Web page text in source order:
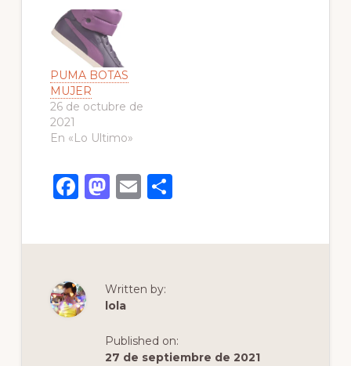
PUMA BOTAS
MUJER
26 de octubre de
2021
En «Lo Ultimo»
F
c
b
o
M
st
d
o
n
E
ai
C
m
r
Written by:
lola
Published on:
27 de septiembre de 2021